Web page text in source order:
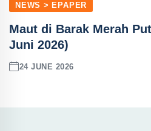
NEWS > EPAPER
Maut di Barak Merah
Juni 2026)
24 JUNE 2026